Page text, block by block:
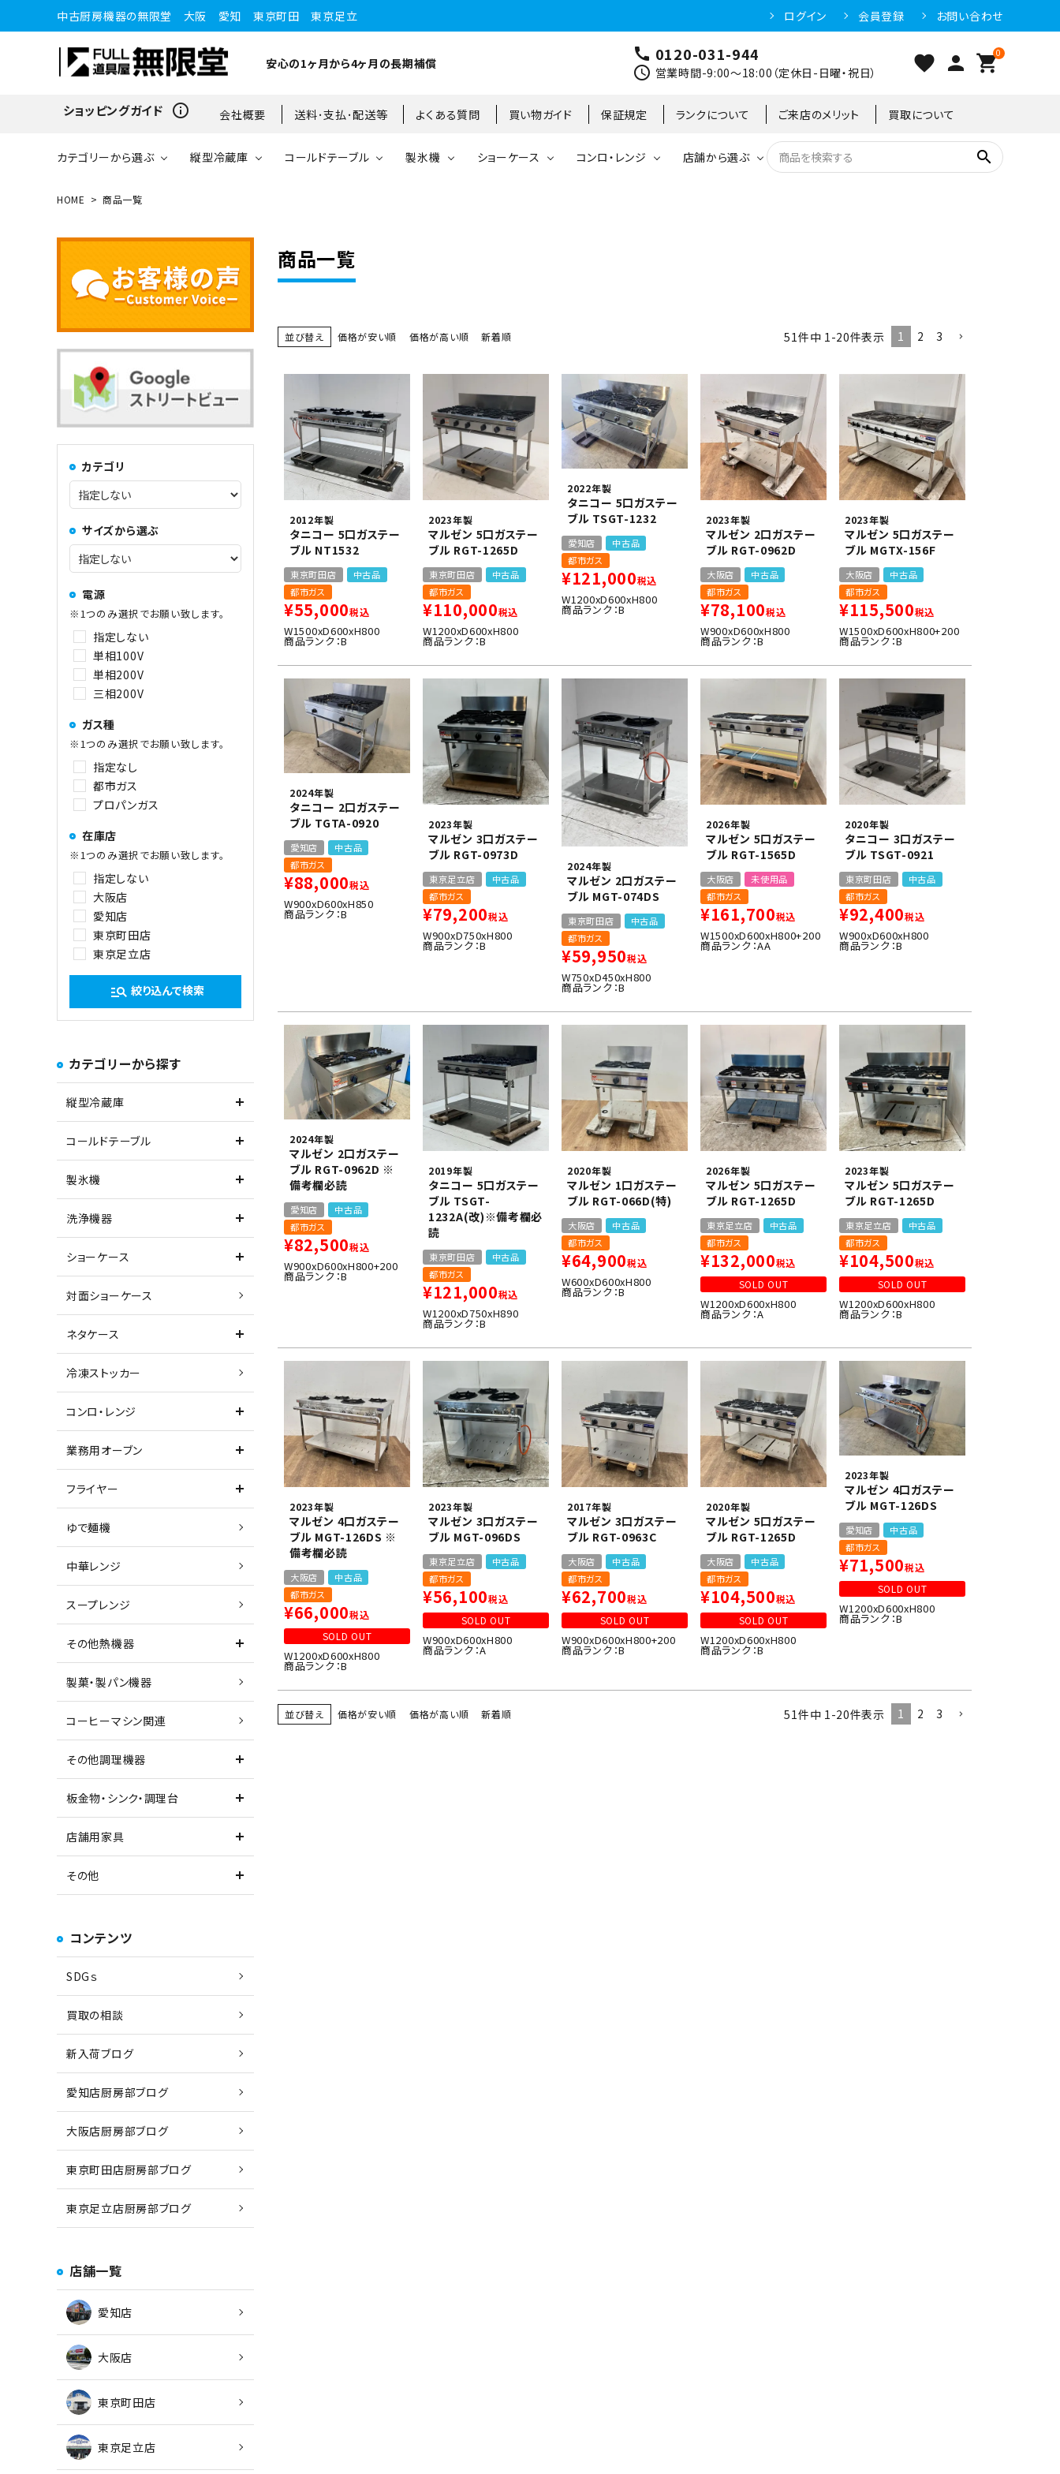
中古厨房機器の無限堂 大阪 愛知 東京町田 東京足立 ログイン 会員登録 お問い合わせ
安心の1ヶ月から4ヶ月の長期補償 call 0120-031-944
schedule 営業時間-9:00～18:00（定休日-日曜・祝日） favorite person 0
shopping_cart
ショッピングガイド info_outline 会社概要 送料･支払･配送等 よくある質問 買い物ガイド 保証規定 ランクについて ご来店のメリット 買取について
カテゴリーから選ぶ
ショーケース
コンロ・レンジ
スープレンジ その他熱機器 製菓・製パン機器
コーヒーマシン関連 その他調理機器 板金物・シンク・調理台 店舗用家具
その他
縦型冷蔵庫
ブラストチラー・ショックフ
リーザー
コールドテーブル
ドロワータイプ・他
製氷機
65kg
100kg以上
ショーケース
ワインセラー・ワインクーラ
ー
コンロ・レンジ 店舗から選ぶ search
HOME 商品一覧
カテゴリ
サイズから選ぶ
電源
※1つのみ選択でお願い致します。
指定しない
単相100V
単相200V
三相200V
ガス種
※1つのみ選択でお願い致します。
指定なし
都市ガス
プロパンガス
在庫店
※1つのみ選択でお願い致します。
指定しない
大阪店
愛知店
東京町田店
東京足立店
manage_search 絞り込んで検索
カテゴリーから探す
縦型冷蔵庫
コールドテーブル
製氷機
洗浄機器
ショーケース
対面ショーケース
ネタケース
冷凍ストッカー
コンロ・レンジ
業務用オーブン
フライヤー
ゆで麺機
中華レンジ
スープレンジ
その他熱機器
製菓・製パン機器
コーヒーマシン関連
その他調理機器
板金物・シンク・調理台
店舗用家具
その他
コンテンツ
SDGｓ
買取の相談
新入荷ブログ
愛知店厨房部ブログ
大阪店厨房部ブログ
東京町田店厨房部ブログ
東京足立店厨房部ブログ
店舗一覧
愛知店
大阪店
東京町田店
東京足立店
商品一覧
並び替え 価格が安い順 価格が高い順 新着順 51件中 1-20件表示 1 2 3
2012年製
タニコー 5口ガステー
ブル NT1532
東京町田店
中古品
都市ガス
¥55,000税込
W1500xD600xH800
商品ランク：B
2023年製
マルゼン 5口ガステー
ブル RGT-1265D
東京町田店
中古品
都市ガス
¥110,000税込
W1200xD600xH800
商品ランク：B
2022年製
タニコー 5口ガステー
ブル TSGT-1232
愛知店
中古品
都市ガス
¥121,000税込
W1200xD600xH800
商品ランク：B
2023年製
マルゼン 2口ガステー
ブル RGT-0962D
大阪店
中古品
都市ガス
¥78,100税込
W900xD600xH800
商品ランク：B
2023年製
マルゼン 5口ガステー
ブル MGTX-156F
大阪店
中古品
都市ガス
¥115,500税込
W1500xD600xH800+200
商品ランク：B
2024年製
タニコー 2口ガステー
ブル TGTA-0920
愛知店
中古品
都市ガス
¥88,000税込
W900xD600xH850
商品ランク：B
2023年製
マルゼン 3口ガステー
ブル RGT-0973D
東京足立店
中古品
都市ガス
¥79,200税込
W900xD750xH800
商品ランク：B
2024年製
マルゼン 2口ガステー
ブル MGT-074DS
東京町田店
中古品
都市ガス
¥59,950税込
W750xD450xH800
商品ランク：B
2026年製
マルゼン 5口ガステー
ブル RGT-1565D
大阪店
未使用品
都市ガス
¥161,700税込
W1500xD600xH800+200
商品ランク：AA
2020年製
タニコー 3口ガステー
ブル TSGT-0921
東京町田店
中古品
都市ガス
¥92,400税込
W900xD600xH800
商品ランク：B
2024年製
マルゼン 2口ガステー
ブル RGT-0962D ※
備考欄必読
愛知店
中古品
都市ガス
¥82,500税込
W900xD600xH800+200
商品ランク：B
2019年製
タニコー 5口ガステー
ブル TSGT-
1232A(改)※備考欄必
読
東京町田店
中古品
都市ガス
¥121,000税込
W1200xD750xH890
商品ランク：B
2020年製
マルゼン 1口ガステー
ブル RGT-066D(特)
大阪店
中古品
都市ガス
¥64,900税込
W600xD600xH800
商品ランク：B
2026年製
マルゼン 5口ガステー
ブル RGT-1265D
東京足立店
中古品
都市ガス
¥132,000税込
SOLD OUT
W1200xD600xH800
商品ランク：A
2023年製
マルゼン 5口ガステー
ブル RGT-1265D
東京足立店
中古品
都市ガス
¥104,500税込
SOLD OUT
W1200xD600xH800
商品ランク：B
2023年製
マルゼン 4口ガステー
ブル MGT-126DS ※
備考欄必読
大阪店
中古品
都市ガス
¥66,000税込
SOLD OUT
W1200xD600xH800
商品ランク：B
2023年製
マルゼン 3口ガステー
ブル MGT-096DS
東京足立店
中古品
都市ガス
¥56,100税込
SOLD OUT
W900xD600xH800
商品ランク：A
2017年製
マルゼン 3口ガステー
ブル RGT-0963C
大阪店
中古品
都市ガス
¥62,700税込
SOLD OUT
W900xD600xH800+200
商品ランク：B
2020年製
マルゼン 5口ガステー
ブル RGT-1265D
大阪店
中古品
都市ガス
¥104,500税込
SOLD OUT
W1200xD600xH800
商品ランク：B
2023年製
マルゼン 4口ガステー
ブル MGT-126DS
愛知店
中古品
都市ガス
¥71,500税込
SOLD OUT
W1200xD600xH800
商品ランク：B
並び替え 価格が安い順 価格が高い順 新着順 51件中 1-20件表示 1 2 3